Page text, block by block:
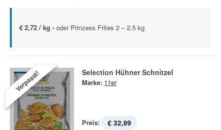
€ 2,72 / kg - oder Prinzess Frites 2 – 2.5 kg
Verpasst! Selection Hühner Schnitzel
Marke: 11er
Preis: € 32,99